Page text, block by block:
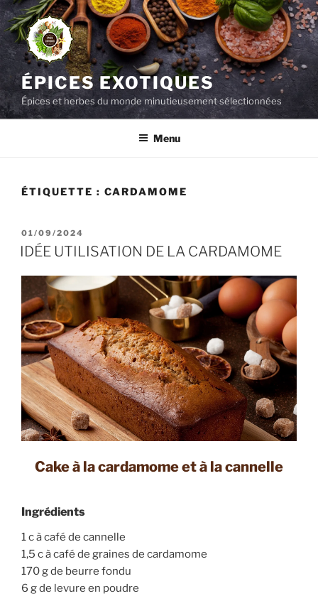
Aller
au
contenu
principal
ÉPICES EXOTIQUES
Épices et herbes du monde minutieusement sélectionnées
Menu
ÉTIQUETTE : CARDAMOME
PUBLIÉ
LE
01/09/2024
IDÉE UTILISATION DE LA CARDAMOME
Cake à la cardamome et à la cannelle
Ingrédients
1 c à café de cannelle
1,5 c à café de graines de cardamome
170 g de beurre fondu
6 g de levure en poudre